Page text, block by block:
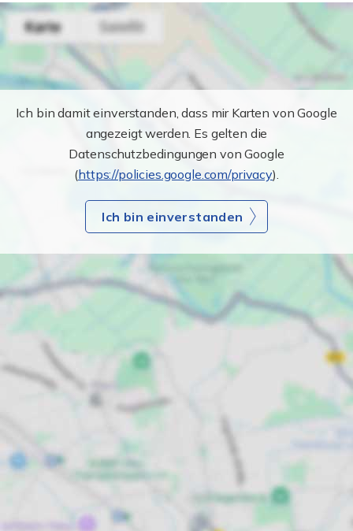
Ich bin damit einverstanden, dass mir Karten von Google
angezeigt werden. Es gelten die
Datenschutzbedingungen von Google
(https://policies.google.com/privacy).
Ich bin einverstanden